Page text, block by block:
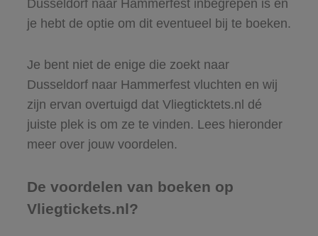
Dusseldorf naar Hammerfest inbegrepen is en
je hebt de optie om dit eventueel bij te boeken.
Je bent niet de enige die zoekt naar
Dusseldorf naar Hammerfest vluchten en wij
zijn ervan overtuigd dat Vliegticktets.nl dé
juiste plek is om ze te vinden. Lees hieronder
meer over jouw voordelen.
De voordelen van boeken op
Vliegtickets.nl?